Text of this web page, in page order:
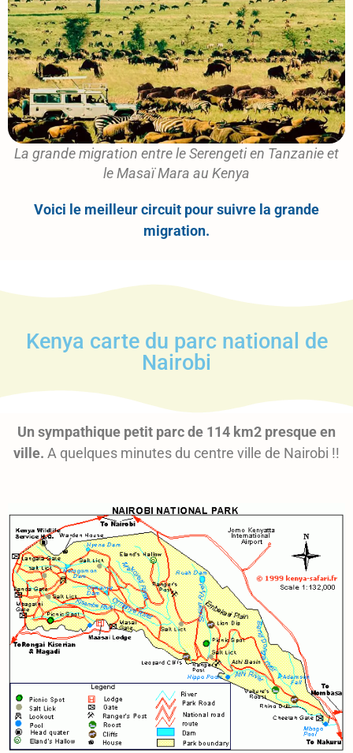
La grande migration entre le Serengeti en Tanzanie et
le Masaï Mara au Kenya
Voici le meilleur circuit pour suivre la grande
migration.
Kenya carte du parc national de
Nairobi
Un sympathique petit parc de 114 km2 presque en
ville. A quelques minutes du centre ville de Nairobi !!